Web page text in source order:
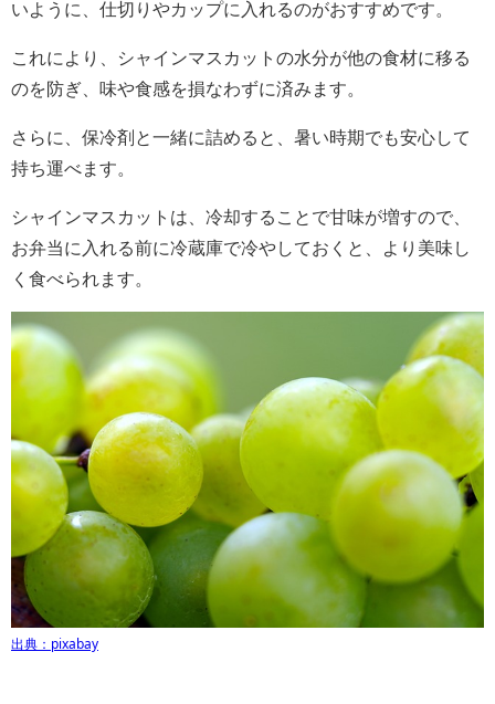
いように、仕切りやカップに入れるのがおすすめです。
これにより、シャインマスカットの水分が他の食材に移る
のを防ぎ、味や食感を損なわずに済みます。
さらに、保冷剤と一緒に詰めると、暑い時期でも安心して
持ち運べます。
シャインマスカットは、冷却することで甘味が増すので、
お弁当に入れる前に冷蔵庫で冷やしておくと、より美味し
く食べられます。
出典：pixabay